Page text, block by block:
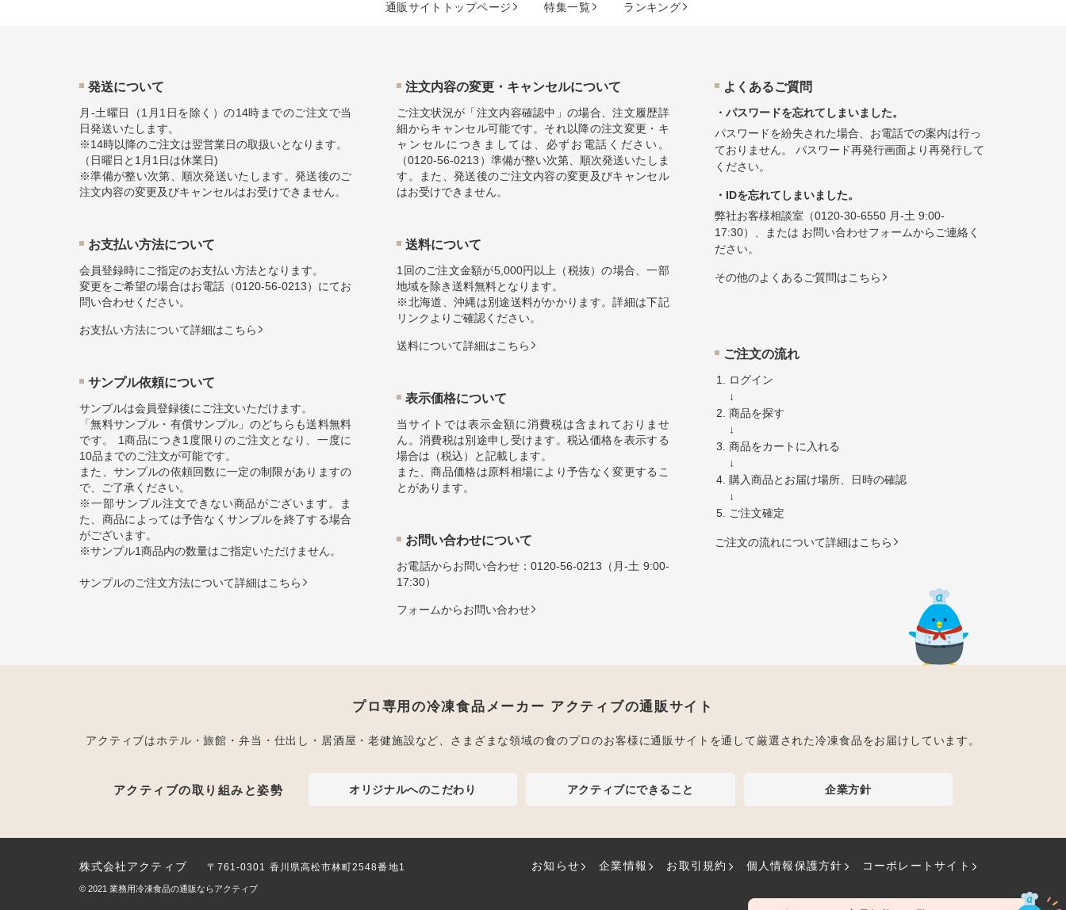
通販サイトトップページ 特集⼀覧 ランキング
発送について
月-土曜日（1月1日を除く）の14時までのご注文で当
日発送いたします。
※14時以降のご注文は翌営業日の取扱いとなります。
（日曜日と1月1日は休業日)
※準備が整い次第、順次発送いたします。発送後のご
注文内容の変更及びキャンセルはお受けできません。
お⽀払い⽅法について
会員登録時にご指定のお支払い方法となります。
変更をご希望の場合はお電話（0120-56-0213）にてお
問い合わせください。
お⽀払い⽅法について詳細はこちら
サンプル依頼について
サンプルは会員登録後にご注文いただけます。
「無料サンプル・有償サンプル」のどちらも送料無料
です。 1商品につき1度限りのご注文となり、一度に
10品までのご注文が可能です。
また、サンプルの依頼回数に一定の制限がありますの
で、ご了承ください。
※一部サンプル注文できない商品がございます。ま
た、商品によっては予告なくサンプルを終了する場合
がございます。
※サンプル1商品内の数量はご指定いただけません。
サンプルのご注文方法について詳細はこちら
注⽂内容の変更・キャンセルについて
ご注文状況が「注文内容確認中」の場合、注文履歴詳
細からキャンセル可能です。それ以降の注文変更・キ
ャンセルにつきましては、必ずお電話ください。
（0120-56-0213 ）準備が整い次第、順次発送いたしま
す。また、発送後のご注文内容の変更及びキャンセル
はお受けできません。
送料について
1回のご注文金額が5,000円以上（税抜）の場合、一部
地域を除き送料無料となります。
※北海道、沖縄は別途送料がかかります。詳細は下記
リンクよりご確認ください。
送料について詳細はこちら
表示価格について
当サイトでは表示金額に消費税は含まれておりませ
ん。消費税は別途申し受けます。税込価格を表示する
場合は（税込）と記載します。
また、商品価格は原料相場により予告なく変更するこ
とがあります。
お問い合わせについて
お電話からお問い合わせ：0120-56-0213 （月-土 9:00-
17:30）
フォームからお問い合わせ
よくあるご質問
・パスワードを忘れてしまいました。
パスワードを紛失された場合、お電話での案内は行っ
ておりません。 パスワード再発行画面より再発行して
ください。
・IDを忘れてしまいました。
弊社お客様相談室（0120-30-6550月-土 9:00-
17:30）、または お問い合わせフォームからご連絡く
ださい。
その他のよくあるご質問はこちら
ご注文の流れ
ログイン
↓
商品を探す
↓
商品をカートに入れる
↓
購入商品とお届け場所、日時の確認
↓
ご注文確定
ご注文の流れについて詳細はこちら
プロ専用の冷凍食品メーカー アクティブの通販サイト
アクティブはホテル・旅館・弁当・仕出し・居酒屋・老健施設など、さまざまな領域の食のプロのお客様に通販サイトを通して厳選された冷凍食品をお届けしています。
アクティブの取り組みと姿勢 オリジナルへのこだわり アクティブにできること 企業方針
株式会社アクティブ 〒761-0301 香川県高松市林町2548番地1 お知らせ 企業情報 お取引規約 個人情報保護方針 コーポレートサイト
© 2021 業務用冷凍食品の通販ならアクティブ